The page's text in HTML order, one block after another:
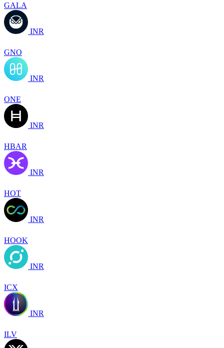
GALA
INR
GNO
INR
ONE
INR
HBAR
INR
HOT
INR
HOOK
INR
ICX
INR
ILV